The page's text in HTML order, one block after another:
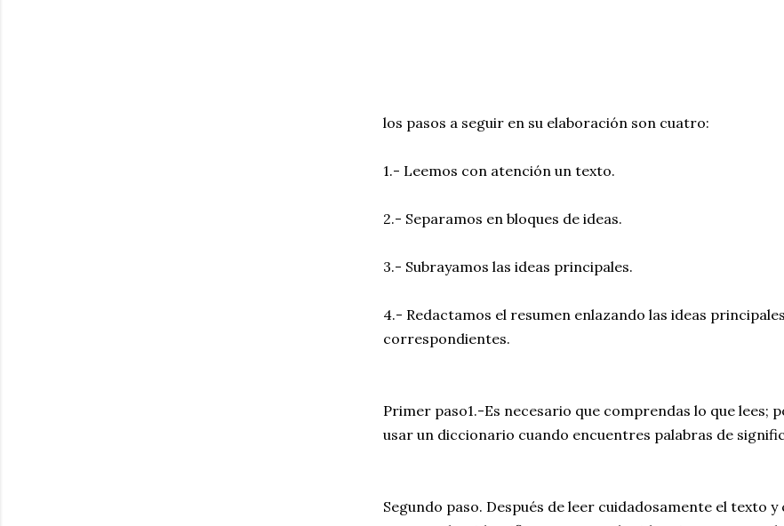
los pasos a seguir en su elaboración son cuatro:
1.- Leemos con atención un texto.
2.- Separamos en bloques de ideas.
3.- Subrayamos las ideas principales.
4.- Redactamos el resumen enlazando las ideas
correspondientes.
Primer paso1.-Es necesario que comprendas lo que lees;
usar un diccionario cuando encuentres palabras de
Segundo paso. Después de leer cuidadosamente el texto